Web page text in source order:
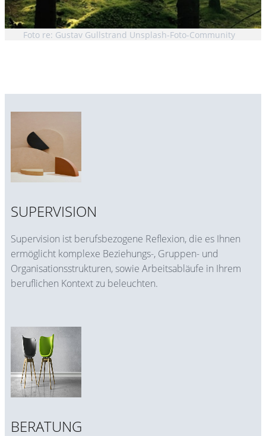
Foto re: Gustav Gullstrand Unsplash-Foto-Community
SUPERVISION
Supervision ist berufsbezogene Reflexion, die es Ihnen
ermöglicht komplexe Beziehungs-, Gruppen- und
Organisationsstrukturen, sowie Arbeitsabläufe in Ihrem
beruflichen Kontext zu beleuchten.
BERATUNG